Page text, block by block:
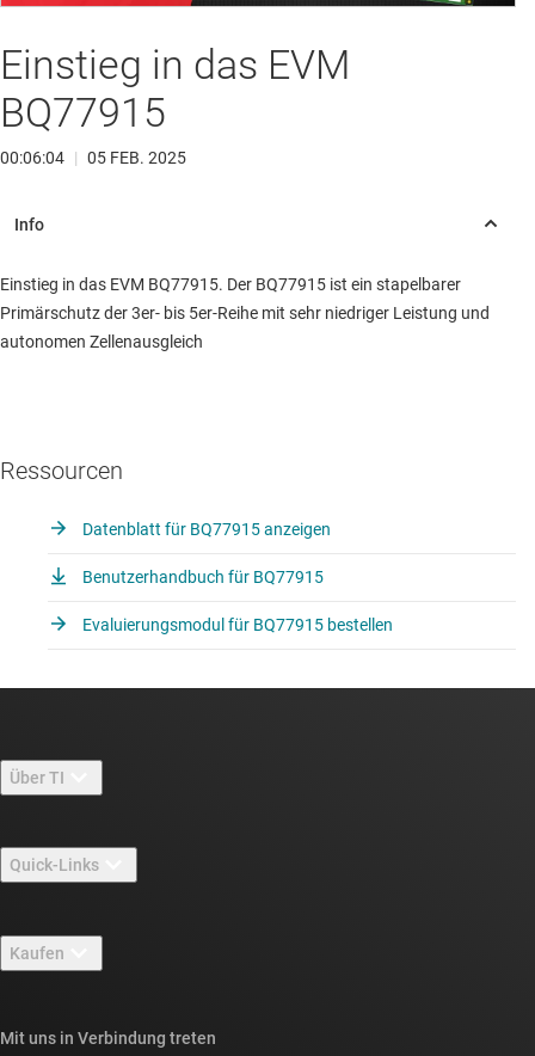
Video
Einstieg in das EVM
BQ77915
00:06:04 | 05 FEB. 2025
Einstieg in das EVM BQ77915. Der BQ77915 ist ein stapelbarer
Primärschutz der 3er- bis 5er-Reihe mit sehr niedriger Leistung und
autonomen Zellenausgleich
Ressourcen
Datenblatt für BQ77915 anzeigen
Benutzerhandbuch für BQ77915
Evaluierungsmodul für BQ77915 bestellen
Über TI
Stellenangebote
Newsroom
Veranstaltungen
Quick-Links
TI E2E™-Design-Support-Foren
Querverweis-Suche
Kaufen
Mit uns in Verbindung treten